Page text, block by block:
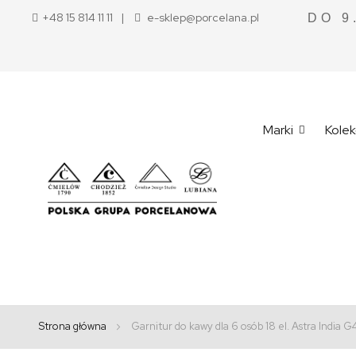
+48 15 814 11 11 e-sklep@porcelana.pl DO
Marki
Strona główna Garnitur do kawy dla 6 osób 18 el. Astra India